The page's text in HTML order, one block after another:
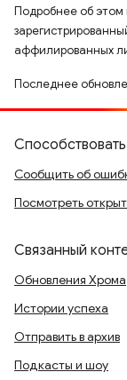
Подробнее об этом
аффилированных
Последнее
Способствовать
Сообщить об
Посмотреть
Связанный
Обновления Хрома
Истории успеха
Отправить в архив
Подкасты и шоу